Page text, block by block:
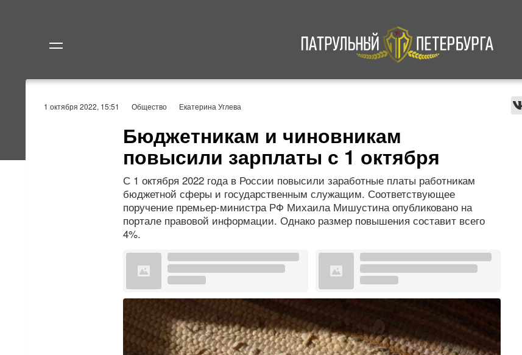
Происшествия
1 октября 2022, 15:51 Общество Екатерина Углева
Бюджетникам и чиновникам
повысили зарплаты с 1 октября
С 1 октября 2022 года в России повысили заработные платы работникам
бюджетной сферы и государственным служащим. Соответствующее
поручение премьер-министра РФ Михаила Мишустина опубликовано на
портале правовой информации. Однако размер повышения составит всего
4%.